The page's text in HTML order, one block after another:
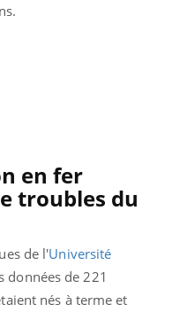
en fer
troubles du
de l'Université
données de 221
nés à terme et